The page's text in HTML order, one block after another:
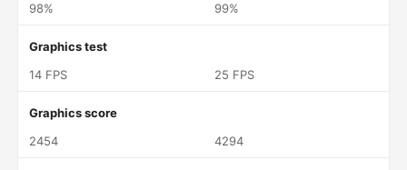
98%
99%
Graphics test
14 FPS
25 FPS
Graphics score
2454
4294